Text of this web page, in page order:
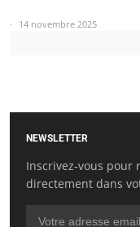
14 novembre 2025
NEWSLETTER
Inscrivez-vous pour
directement dans